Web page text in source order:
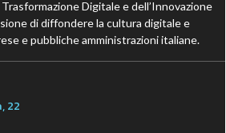
Digitale e dell’Innovazione
di diffondere la cultura digitale e
e pubbliche amministrazioni italiane.
22